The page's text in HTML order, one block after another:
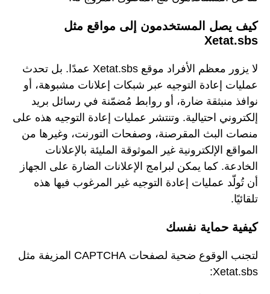
كيف يصل المستخدمون إلى مواقع مثل
Xetat.sbs
لا يزور معظم الأفراد موقع Xetat.sbs عمدًا. بل تحدث
عمليات إعادة التوجيه عبر شبكات إعلانات مشبوهة، أو
نوافذ منبثقة ضارة، أو روابط مُضمّنة في رسائل بريد
إلكتروني احتيالية. وتنتشر عمليات إعادة التوجيه هذه على
منصات البث المقرصنة، وصفحات التورنت، وغيرها من
المواقع الإلكترونية غير الموثوقة المليئة بالإعلانات
الخادعة. كما يمكن لبرامج الإعلانات الضارة على الجهاز
أن تُولّد عمليات إعادة التوجيه غير المرغوب فيها هذه
تلقائيًا.
كيفية حماية نفسك
لتجنب الوقوع ضحية لصفحات CAPTCHA المزيفة مثل
Xetat.sbs: